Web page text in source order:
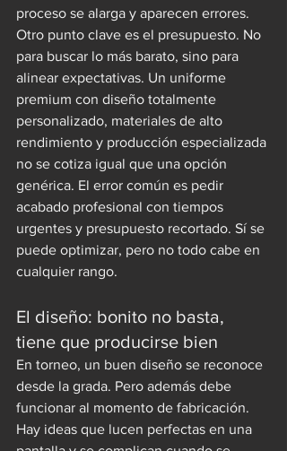
proceso se alarga y aparecen errores.
Otro punto clave es el presupuesto. No
para buscar lo más barato, sino para
alinear expectativas. Un uniforme
premium con diseño totalmente
personalizado, materiales de alto
rendimiento y producción especializada
no se cotiza igual que una opción
genérica. El error común es pedir
acabado profesional con tiempos
urgentes y presupuesto recortado. Sí se
puede optimizar, pero no todo cabe en
cualquier rango.
El diseño: bonito no basta,
tiene que producirse bien
En torneo, un buen diseño se reconoce
desde la grada. Pero además debe
funcionar al momento de fabricación.
Hay ideas que lucen perfectas en una